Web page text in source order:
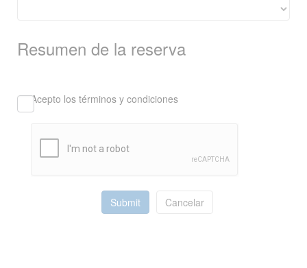
Resumen de la reserva
Acepto los términos y condiciones
Submit Cancelar